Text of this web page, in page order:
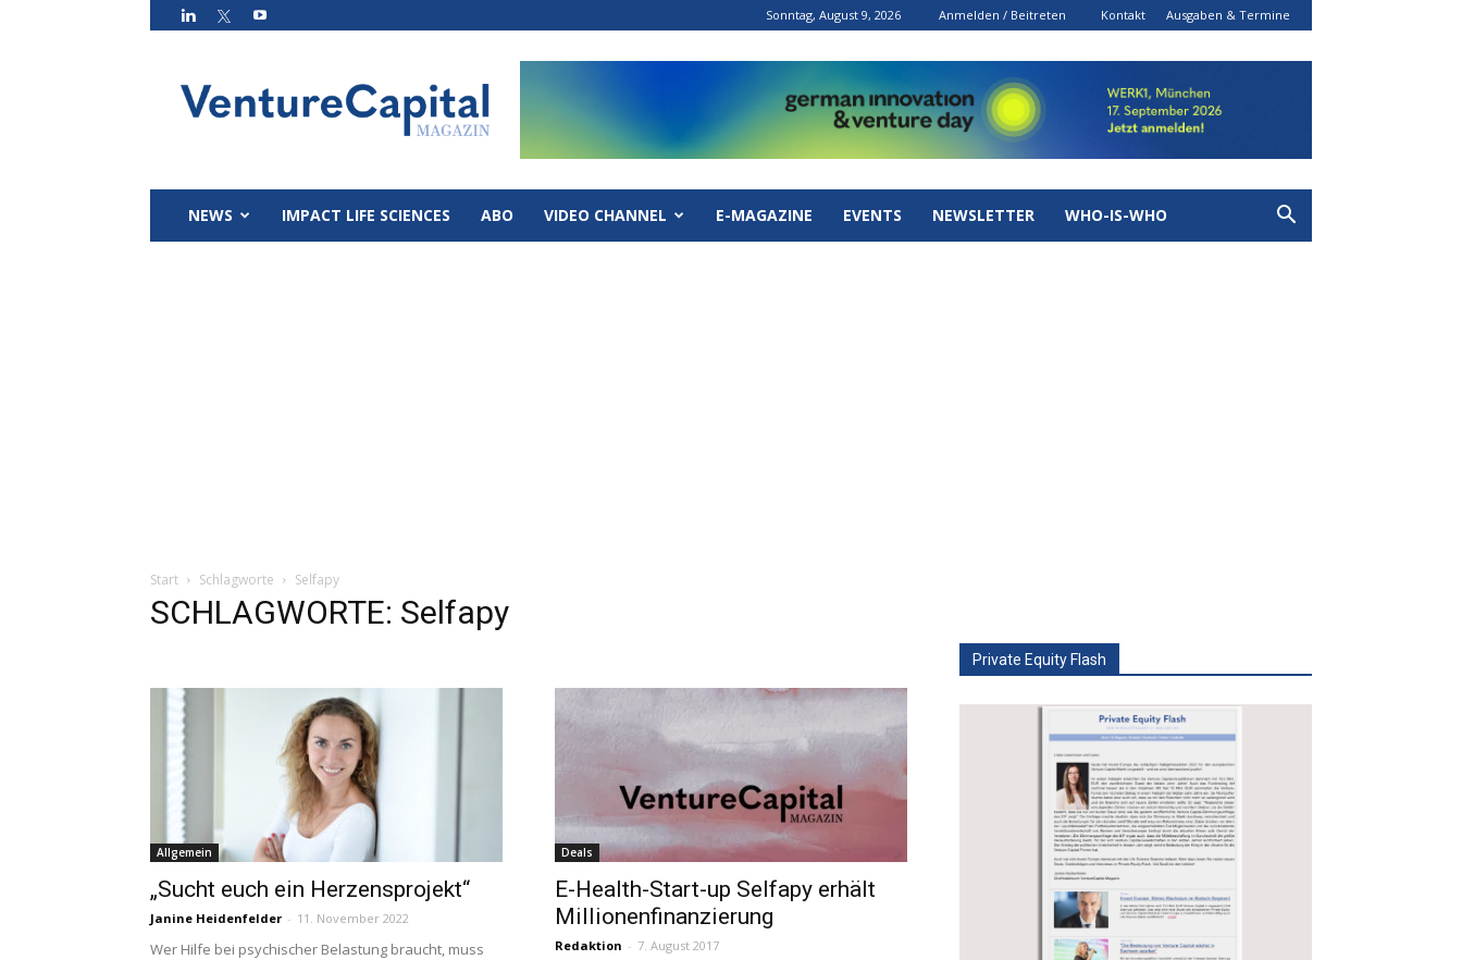
Sonntag, August 9, 2026 Anmelden / Beitreten Kontakt Ausgaben & Termine
Magazin
NEWS IMPACT LIFE SCIENCES ABO VIDEO CHANNEL E-MAGAZINE EVENTS NEWSLETTER WHO-IS-WHO
Start Schlagworte Selfapy
SCHLAGWORTE: Selfapy
Allgemein
„Sucht euch ein Herzensprojekt“
Janine Heidenfelder - 11. November 2022
Wer Hilfe bei psychischer Belastung braucht, muss
Deals
E-Health-Start-up Selfapy erhält
Millionenfinanzierung
Redaktion - 7. August 2017
Private Equity Flash